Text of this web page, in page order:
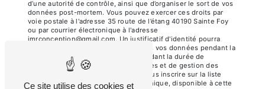
d’une autorité de contrôle, ainsi que d’organiser le sort de vos
données post-mortem. Vous pouvez exercer ces droits par
voie postale à l'adresse 35 route de l’étang 40190 Sainte Foy
ou par courrier électronique à l'adresse
jmrconception@gmail.com. Un justificatif d'identité pourra
vous être demandé. Nous conservons vos données pendant la
période de prise de contact puis pendant la durée de
prescription légale aux fins probatoires et de gestion des
contentieux. Vous avez le droit de vous inscrire sur la liste
d'opposition au démarchage téléphonique, disponible à cette
Ce site utilise des cookies et